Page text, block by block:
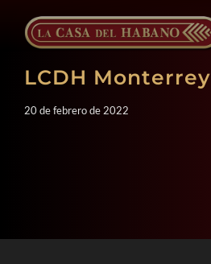
contenido
LCDH Monterrey
20 de febrero de 2022